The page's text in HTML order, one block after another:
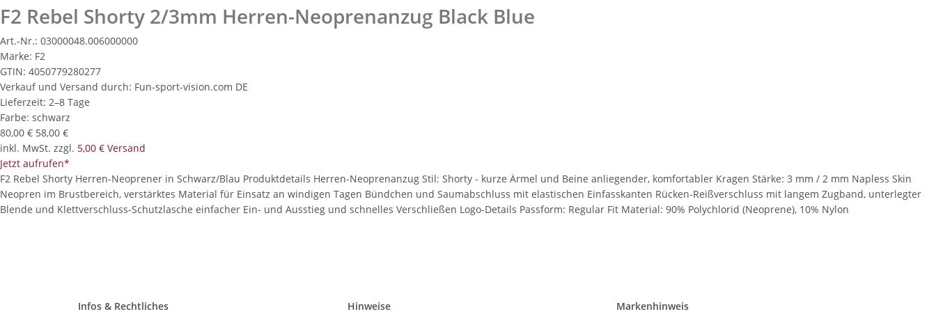
F2 Rebel Shorty 2/3mm Herren-Neoprenanzug Black Blue
Art.-Nr.: 03000048.006000000
Marke: F2
GTIN: 4050779280277
Verkauf und Versand durch: Fun-sport-vision.com DE
Lieferzeit: 2–8 Tage
Farbe: schwarz
80,00 € 58,00 €
inkl. MwSt. zzgl. 5,00 € Versand
Jetzt aufrufen*
F2 Rebel Shorty Herren-Neoprener in Schwarz/Blau Produktdetails Herren-Neoprenanzug Stil: Shorty - kurze Ärmel und Beine anliegender, komfortabler Kragen Stärke: 3 mm / 2 mm Napless Skin
Neopren im Brustbereich, verstärktes Material für Einsatz an windigen Tagen Bündchen und Saumabschluss mit elastischen Einfasskanten Rücken-Reißverschluss mit langem Zugband, unterlegter
Blende und Klettverschluss-Schutzlasche einfacher Ein- und Ausstieg und schnelles Verschließen Logo-Details Passform: Regular Fit Material: 90% Polychlorid (Neoprene), 10% Nylon
Infos & Rechtliches
Hinweise
Markenhinweis